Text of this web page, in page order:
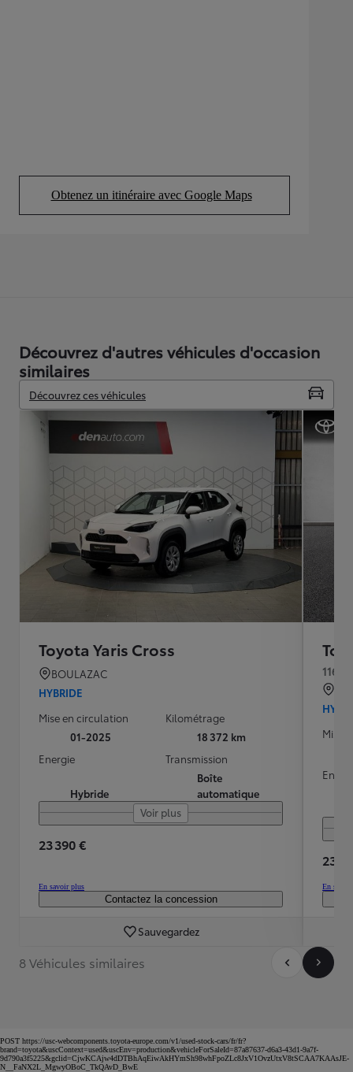
Obtenez un itinéraire avec Google Maps
(Opens in new tab)
Découvrez d'autres véhicules d'occasion
similaires
Découvrez ces véhicules
Toyota Yaris Cross
BOULAZAC
HYBRIDE
Mise en circulation
01-2025
Kilométrage
18 372 km
Energie
Hybride
Transmission
Boîte
automatique
Voir plus
23 390 €
En savoir plus
Contactez la concession
Sauvegardez
116h
Mise
23
En
8 Véhicules similaires
POST https://usc-webcomponents.toyota-europe.com/v1/used-stock-cars/fr/fr?
brand=toyota&uscContext=used&uscEnv=production&vehicleForSaleId=87a87637-d6a3-43d1-9a7f-
9d790a3f5225&gclid=CjwKCAjw4dDTBhAqEiwAkHYmSh98whFpoZLc8JxV1OvzUtxV8tSCAA7KAAsJE-
N__FaNX2L_MgwyOBoC_TkQAvD_BwE